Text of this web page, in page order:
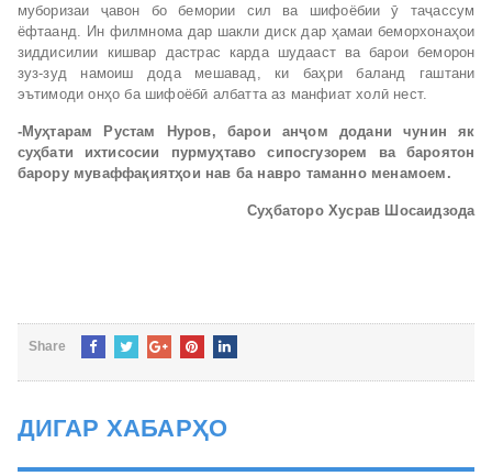
муборизаи ҷавон бо бемории сил ва шифоёбии ӯ таҷассум
ёфтаанд. Ин филмнома дар шакли диск дар ҳамаи беморхонаҳои
зиддисилии кишвар дастрас карда шудааст ва барои беморон
зуз-зуд намоиш дода мешавад, ки баҳри баланд гаштани
эътимоди онҳо ба шифоёбӣ албатта аз манфиат холӣ нест.
-Муҳтарам Рустам Нуров, барои анҷом додани чунин як
суҳбати ихтисосии пурмуҳтаво сипосгузорем ва бароятон
барору муваффақиятҳои нав ба навро таманно менамоем.
Суҳбаторо Хусрав Шосаидзода
Share
ДИГАР ХАБАРҲО